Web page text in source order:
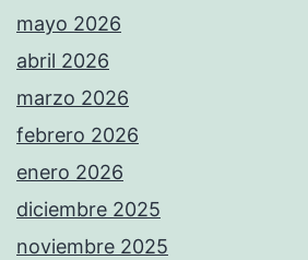
mayo 2026
abril 2026
marzo 2026
febrero 2026
enero 2026
diciembre 2025
noviembre 2025